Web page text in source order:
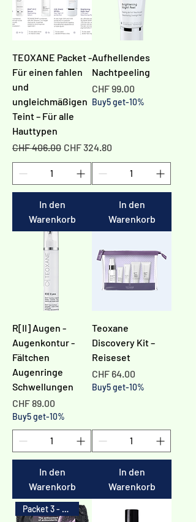
TEOXANE Packet -
Für einen fahlen
und
ungleichmäßigen
Teint – Für alle
Hauttypen
Standardpreis
CHF 406.00 Sale-Preis
CHF 324.80
In den
Warenkorb
Aufhellendes
Nachtpeeling
Preis
CHF 99.00
Buy5 get-10%
In den
Warenkorb
R[II] Augen -
Augenkontur -
Fältchen
Augenringe
Schwellungen
Preis
CHF 89.00
Buy5 get-10%
In den
Warenkorb
Teoxane
Discovery Kit –
Reiseset
Preis
CHF 64.00
Buy5 get-10%
In den
Warenkorb
Packet 3 - 20%